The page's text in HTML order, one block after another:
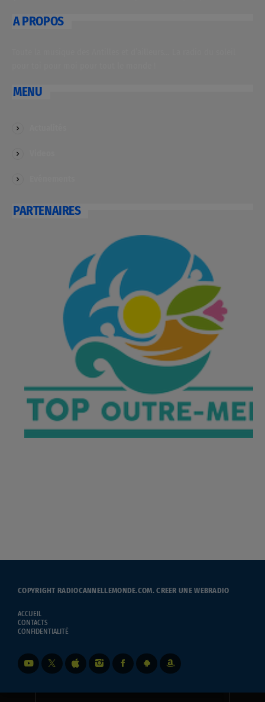
A PROPOS
MENU
PARTENAIRES
COPYRIGHT RADIOCANNELLEMONDE.COM.CREER UNE WEBRADIO
ACCUEIL
CONTACTS
CONFIDENTIALITÉ